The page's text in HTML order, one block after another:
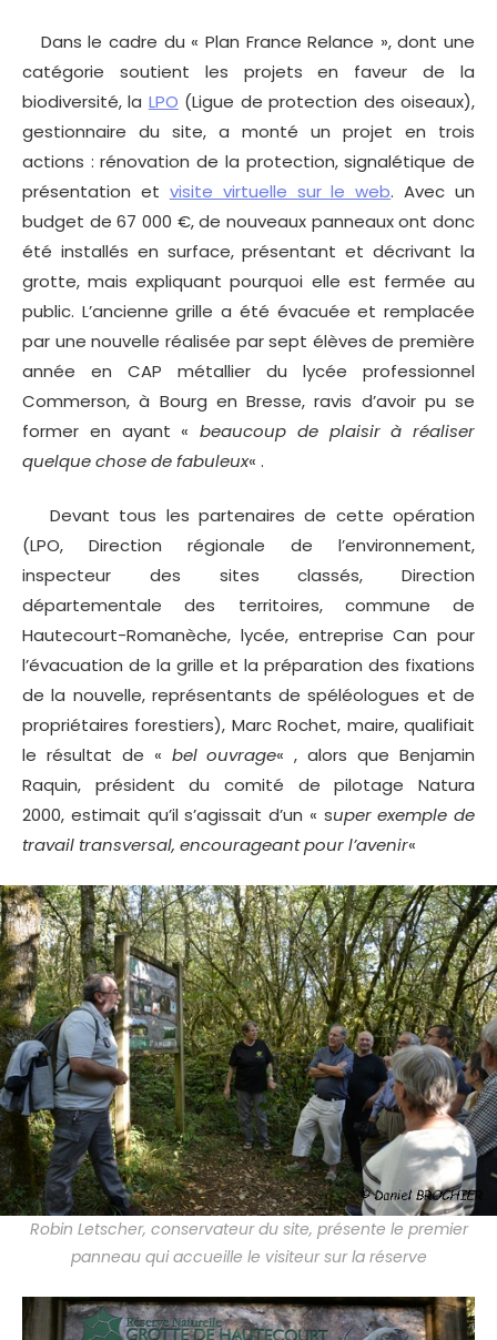
Dans le cadre du « Plan France Relance », dont une
catégorie soutient les projets en faveur de la
biodiversité, la LPO (Ligue de protection des oiseaux),
gestionnaire du site, a monté un projet en trois
actions : rénovation de la protection, signalétique de
présentation et visite virtuelle sur le web. Avec un
budget de 67 000 €, de nouveaux panneaux ont donc
été installés en surface, présentant et décrivant la
grotte, mais expliquant pourquoi elle est fermée au
public. L’ancienne grille a été évacuée et remplacée
par une nouvelle réalisée par sept élèves de première
année en CAP métallier du lycée professionnel
Commerson, à Bourg en Bresse, ravis d’avoir pu se
former en ayant « beaucoup de plaisir à réaliser
quelque chose de fabuleux« .
Devant tous les partenaires de cette opération
(LPO, Direction régionale de l’environnement,
inspecteur des sites classés, Direction
départementale des territoires, commune de
Hautecourt-Romanèche, lycée, entreprise Can pour
l’évacuation de la grille et la préparation des fixations
de la nouvelle, représentants de spéléologues et de
propriétaires forestiers), Marc Rochet, maire, qualifiait
le résultat de « bel ouvrage« , alors que Benjamin
Raquin, président du comité de pilotage Natura
2000, estimait qu’il s’agissait d’un « super exemple de
travail transversal, encourageant pour l’avenir«
Robin Letscher, conservateur du site, présente le premier
panneau qui accueille le visiteur sur la réserve